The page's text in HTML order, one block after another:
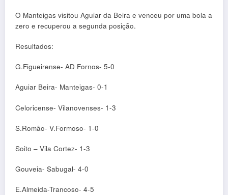
O Manteigas visitou Aguiar da Beira e venceu por uma bola a
zero e recuperou a segunda posição.
Resultados:
G.Figueirense- AD Fornos- 5-0
Aguiar Beira- Manteigas- 0-1
Celoricense- Vilanovenses- 1-3
S.Romão- V.Formoso- 1-0
Soito – Vila Cortez- 1-3
Gouveia- Sabugal- 4-0
E.Almeida-Trancoso- 4-5